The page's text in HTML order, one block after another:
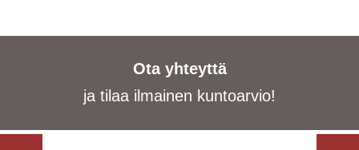
Ota yhteyttä
ja tilaa ilmainen kuntoarvio!